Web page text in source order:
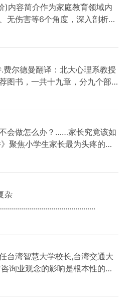
)内容简介作为家庭教育领域内
无伤害等6个角度，深入剖析与
模式。她的文字闪耀着强大的
。在远远的背后带领，教孩
尔德曼翻译：北大心理系教授
图书，一共十九章，分九个部
度一般（介意者请不要一下）
见谅
会做怎么办？……家长究竟该如
聚焦小学生家长最为头疼的孩
伴孩子建立良好的作业习惯和
，让每日的作业时间不再发
杂
台湾智慧大学校长,台湾交通大
询业观念的影响是根本性的；
强教授的演讲风格，对咨询业
曾教授的三大风格，曾仕强是